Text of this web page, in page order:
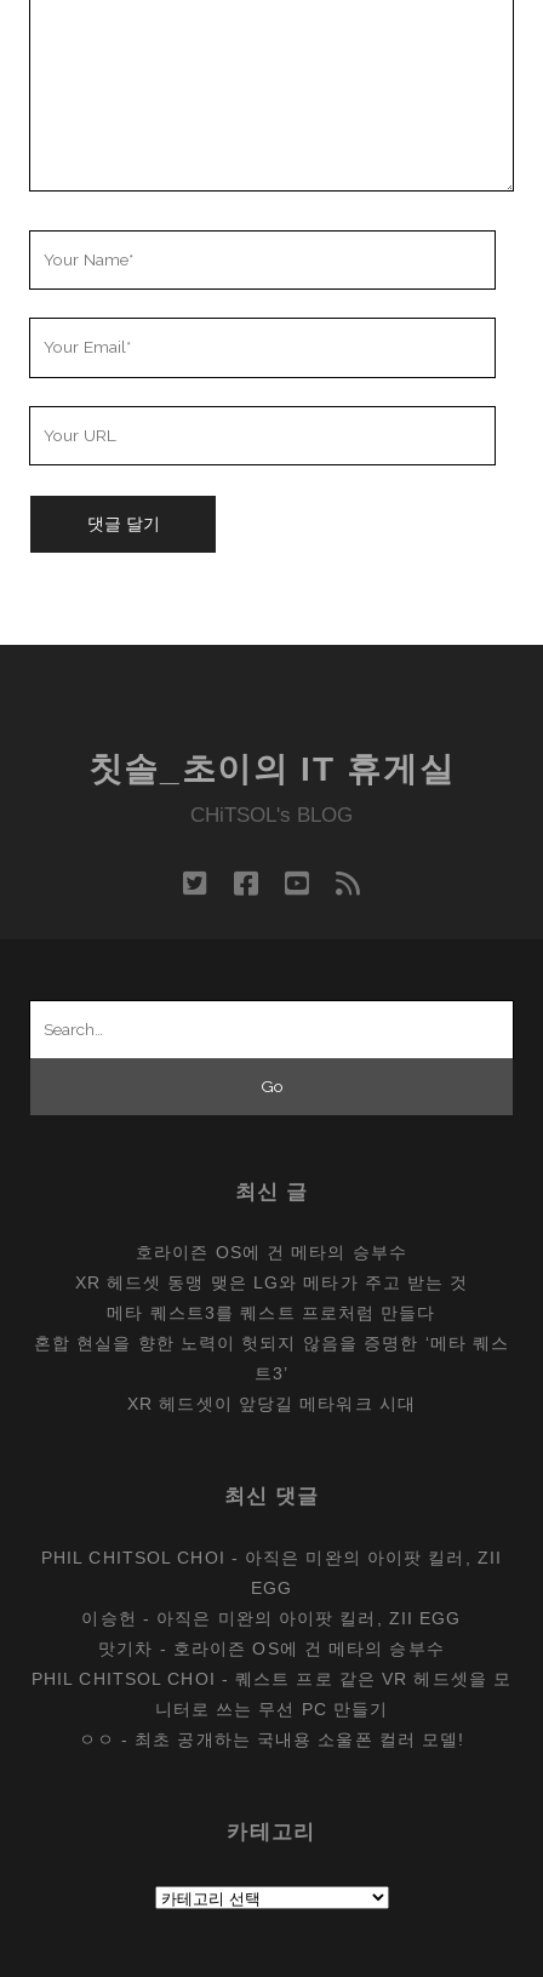
칫솔_초이의 IT 휴게실
CHiTSOL's BLOG
twitterfacebook
youtube
rss
최신 글
호라이즌 OS에 건 메타의 승부수
XR 헤드셋 동맹 맺은 LG와 메타가 주고 받는 것
메타 퀘스트3를 퀘스트 프로처럼 만들다
혼합 현실을 향한 노력이 헛되지 않음을 증명한 ‘메타 퀘스
트3’
XR 헤드셋이 앞당길 메타워크 시대
최신 댓글
PHIL CHITSOL CHOI - 아직은 미완의 아이팟 킬러, ZII
EGG
이승헌 - 아직은 미완의 아이팟 킬러, ZII EGG
맛기차 - 호라이즌 OS에 건 메타의 승부수
PHIL CHITSOL CHOI -퀘스트 프로 같은 VR 헤드셋을 모
니터로 쓰는 무선 PC 만들기
ㅇㅇ - 최초 공개하는 국내용 소울폰 컬러 모델!
카테고리
테